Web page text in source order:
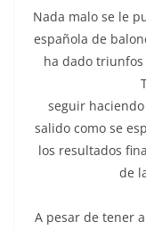
Nada malo se le
española de
ha dado triunfos
seguir
salido como se
los resultados
de
A pesar de tener